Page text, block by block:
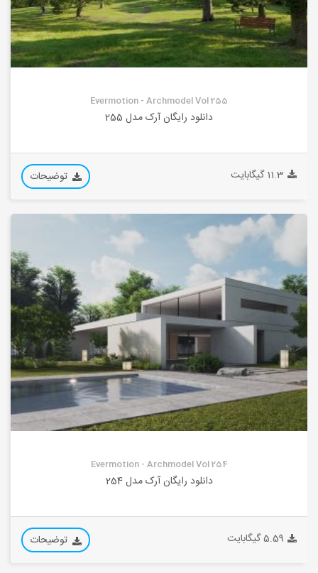
Evermotion - Archmodel Vol 255
دانلود رایگان آرک مدل 255
11.3 گیگابایت توضیحات
Evermotion - Archmodel Vol 254
دانلود رایگان آرک مدل 254
5.59 گیگابایت توضیحات